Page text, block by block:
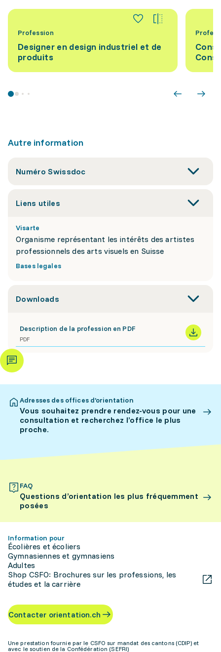
Profession
Designer en design industriel et de
produits
Autre information
Numéro Swissdoc
Liens utiles
Visarte
Organisme représentant les intérêts des artistes
professionnels des arts visuels en Suisse
Bases legales
Downloads
Description de la profession en PDF
PDF
Adresses des offices d’orientation
Vous souhaitez prendre rendez-vous pour une
consultation et recherchez l’office le plus
proche.
FAQ
Questions d’orientation les plus fréquemment
posées
Information pour
Écolières et écoliers
Gymnasiennes et gymnasiens
Adultes
Shop CSFO: Brochures sur les professions, les
études et la carrière
Contacter orientation.ch
Une prestation fournie par le CSFO sur mandat des cantons (CDIP) et
avec le soutien de la Confédération (SEFRI)